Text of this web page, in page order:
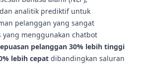
analitik prediktif untuk
pelanggan yang sangat
yang menggunakan chatbot
pelanggan 30% lebih tinggi
lebih cepat dibandingkan saluran